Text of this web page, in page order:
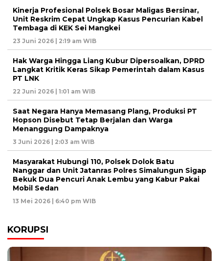
Kinerja Profesional Polsek Bosar Maligas Bersinar,
Unit Reskrim Cepat Ungkap Kasus Pencurian Kabel
Tembaga di KEK Sei Mangkei
23 Juni 2026 | 2:19 am WIB
Hak Warga Hingga Liang Kubur Dipersoalkan, DPRD
Langkat Kritik Keras Sikap Pemerintah dalam Kasus
PT LNK
22 Juni 2026 | 1:01 am WIB
Saat Negara Hanya Memasang Plang, Produksi PT
Hopson Disebut Tetap Berjalan dan Warga
Menanggung Dampaknya
3 Juni 2026 | 2:03 am WIB
Masyarakat Hubungi 110, Polsek Dolok Batu
Nanggar dan Unit Jatanras Polres Simalungun Sigap
Bekuk Dua Pencuri Anak Lembu yang Kabur Pakai
Mobil Sedan
13 Mei 2026 | 6:40 pm WIB
KORUPSI